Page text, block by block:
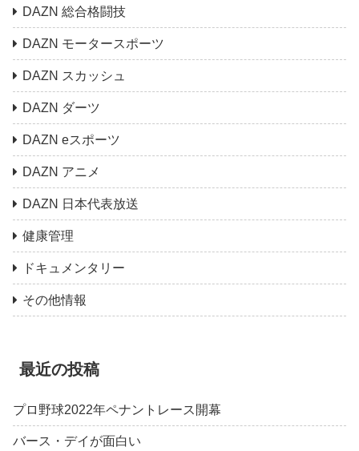
DAZN 総合格闘技
DAZN モータースポーツ
DAZN スカッシュ
DAZN ダーツ
DAZN eスポーツ
DAZN アニメ
DAZN 日本代表放送
健康管理
ドキュメンタリー
その他情報
最近の投稿
プロ野球2022年ペナントレース開幕
バース・デイが面白い